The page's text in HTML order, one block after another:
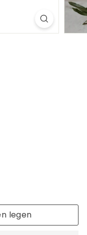
legen